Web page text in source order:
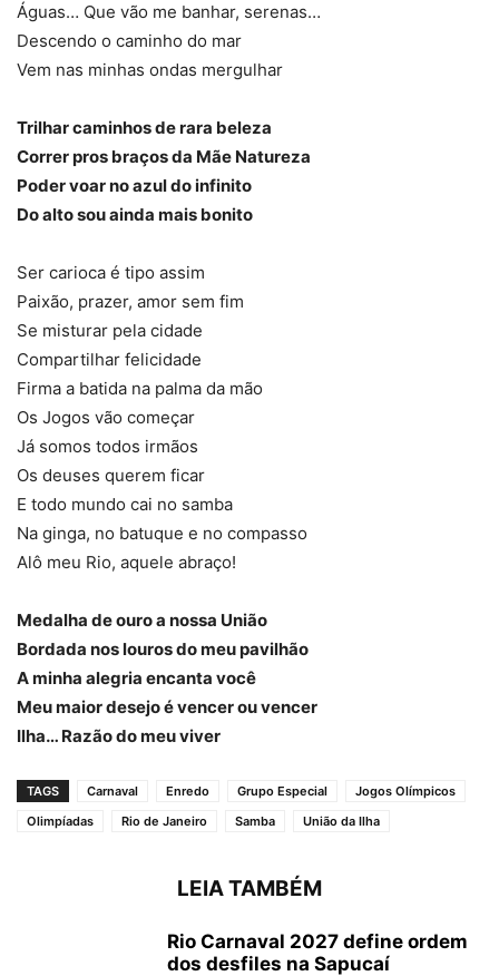
Cultura)
Carnaval 2016: Desfile da União da Ilha (Foto: Renan Olivetti/Almanaque da
Cultura)
Águas… Que vão me banhar, serenas…
Descendo o caminho do mar
Vem nas minhas ondas mergulhar
Trilhar caminhos de rara beleza
Correr pros braços da Mãe Natureza
Poder voar no azul do infinito
Do alto sou ainda mais bonito
Ser carioca é tipo assim
Paixão, prazer, amor sem fim
Se misturar pela cidade
Compartilhar felicidade
Firma a batida na palma da mão
Os Jogos vão começar
Já somos todos irmãos
Os deuses querem ficar
E todo mundo cai no samba
Na ginga, no batuque e no compasso
Alô meu Rio, aquele abraço!
Medalha de ouro a nossa União
Bordada nos louros do meu pavilhão
A minha alegria encanta você
Meu maior desejo é vencer ou vencer
Ilha… Razão do meu viver
TAGS Carnaval Enredo Grupo Especial
Jogos Olímpicos
Olimpíadas
Rio de Janeiro Samba União da Ilha
LEIA TAMBÉM
Rio Carnaval 2027 define ordem
dos desfiles na Sapucaí